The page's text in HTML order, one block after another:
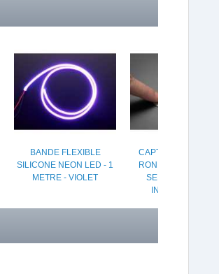
BANDE FLEXIBLE
SILICONE NEON LED - 1
METRE - VIOLET
CAPTEUR DE
ROND -
SENSITIVE (FSR )
INTERLINK 402